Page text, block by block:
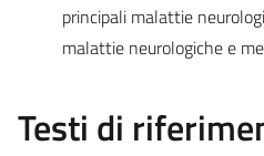
principali malattie
malattie neurologiche e
Testi di